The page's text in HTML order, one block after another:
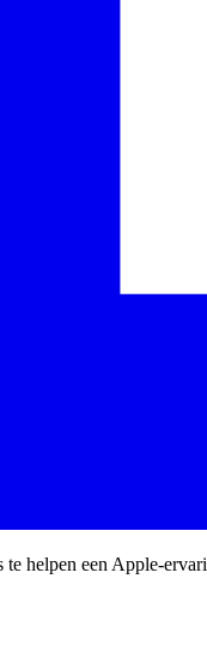
helpen een Apple-